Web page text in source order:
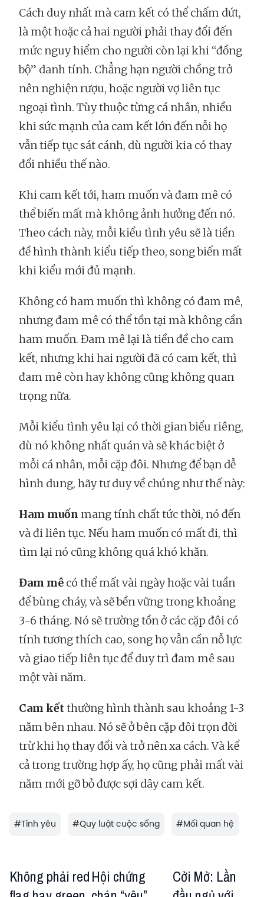
Cách duy nhất mà cam kết có thể chấm dứt,
là một hoặc cả hai người phải thay đổi đến
mức nguy hiểm cho người còn lại khi “đồng
bộ” danh tính. Chẳng hạn người chồng trở
nên nghiện rượu, hoặc người vợ liên tục
ngoại tình. Tùy thuộc từng cá nhân, nhiều
khi sức mạnh của cam kết lớn đến nỗi họ
vẫn tiếp tục sát cánh, dù người kia có thay
đổi nhiều thế nào.
Khi cam kết tới, ham muốn và đam mê có
thể biến mất mà không ảnh hưởng đến nó.
Theo cách này, mỗi kiểu tình yêu sẽ là tiền
đề hình thành kiểu tiếp theo, song biến mất
khi kiểu mới đủ mạnh.
Không có ham muốn thì không có đam mê,
nhưng đam mê có thể tồn tại mà không cần
ham muốn. Đam mê lại là tiền đề cho cam
kết, nhưng khi hai người đã có cam kết, thì
đam mê còn hay không cũng không quan
trọng nữa.
Mỗi kiểu tình yêu lại có thời gian biểu riêng,
dù nó không nhất quán và sẽ khác biệt ở
mỗi cá nhân, mỗi cặp đôi. Nhưng để bạn dễ
hình dung, hãy tư duy về chúng như thế này:
Ham muốn mang tính chất tức thời, nó đến
và đi liên tục. Nếu ham muốn có mất đi, thì
tìm lại nó cũng không quá khó khăn.
Đam mê có thể mất vài ngày hoặc vài tuần
để bùng cháy, và sẽ bền vững trong khoảng
3-6 tháng. Nó sẽ trường tồn ở các cặp đôi có
tính tương thích cao, song họ vẫn cần nỗ lực
và giao tiếp liên tục để duy trì đam mê sau
một vài năm.
Cam kếtthường hình thành sau khoảng 1-3
năm bên nhau. Nó sẽ ở bên cặp đôi trọn đời
trừ khi họ thay đổi và trở nên xa cách. Và kể
cả trong trường hợp ấy, họ cũng phải mất vài
năm mới gỡ bỏ được sợi dây cam kết.
#Tình yêu #Quy luật cuộc sống #Mối quan hệ
Không phải redHội chứng
Cởi Mở: Lần